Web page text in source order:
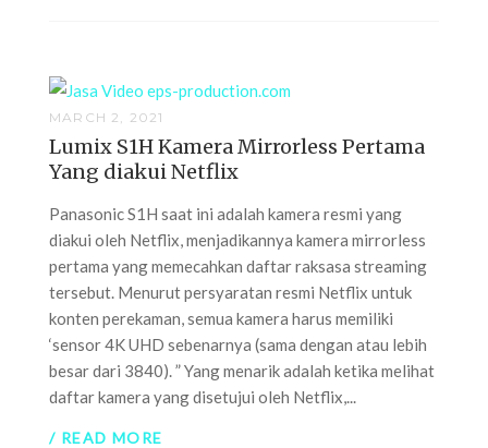
MARCH 2, 2021
Lumix S1H Kamera Mirrorless Pertama
Yang diakui Netflix
Panasonic S1H saat ini adalah kamera resmi yang
diakui oleh Netflix, menjadikannya kamera mirrorless
pertama yang memecahkan daftar raksasa streaming
tersebut. Menurut persyaratan resmi Netflix untuk
konten perekaman, semua kamera harus memiliki
‘sensor 4K UHD sebenarnya (sama dengan atau lebih
besar dari 3840). ” Yang menarik adalah ketika melihat
daftar kamera yang disetujui oleh Netflix,...
/ READ MORE